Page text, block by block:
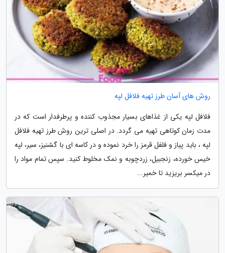
روش های آسان طرز تهیه فلافل لپه
فلافل لپه یکی از غذاهای بسیار مجذوب کننده و پرطرفدار است که در
مدت زمان کوتاهی تهیه می گردد. در اصلی ترین روش طرز تهیه فلافل
لپه ، باید پیاز و فلفل قرمز را خرد نموده و در کاسه ای با گشنیز، سیر، لپه
خیس خورده، زنجبیل، زردچوبه و نمک مخلوط کنید. سپس تمام مواد را
در میکسر بریزید تا خمیر...